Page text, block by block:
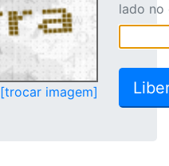
[trocar imagem]
lado no